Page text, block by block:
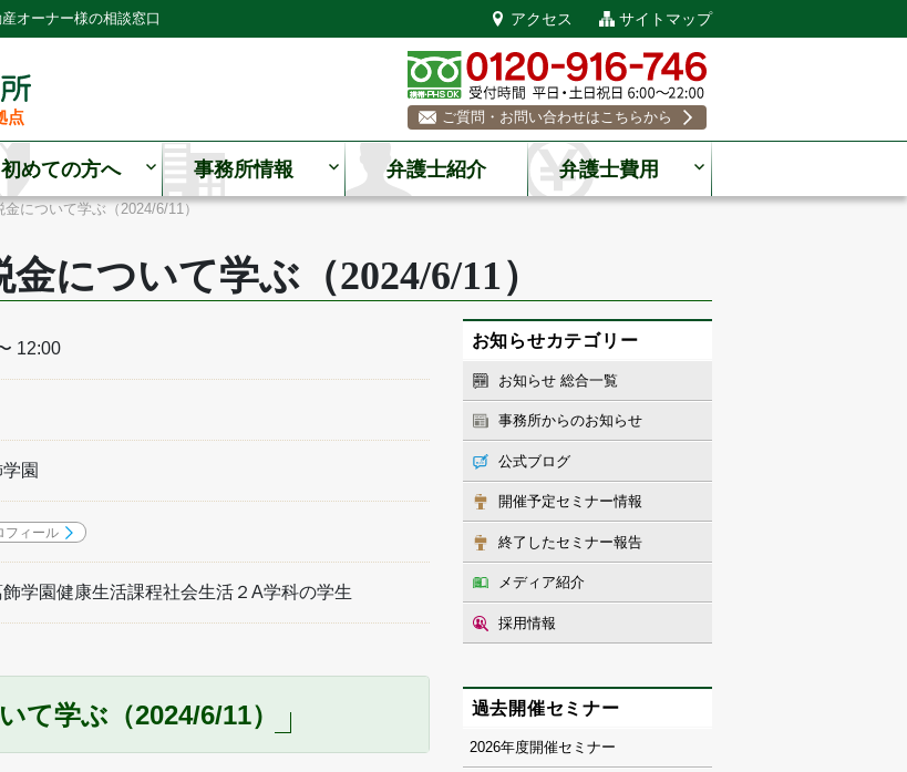
オーナー様の相談窓口 アクセス サイトマップ
点 ご質問・お問い合わせはこちらから
初めての方へ 事務所情報 弁護士紹介 弁護士費用
について学ぶ（2024/6/11）
について学ぶ（2024/6/11）
12:00
園
フィール
学園健康生活課程社会生活２A学科の学生
て学ぶ（2024/6/11）
お知らせカテゴリー
お知らせ 総合一覧
事務所からのお知らせ
公式ブログ
開催予定セミナー情報
終了したセミナー報告
メディア紹介
採用情報
過去開催セミナー
2026